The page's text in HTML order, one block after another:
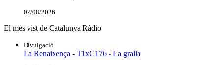
02/08/2026
El més vist de Catalunya Ràdio
Divulgació
La Renaixença - T1xC176 - La gralla